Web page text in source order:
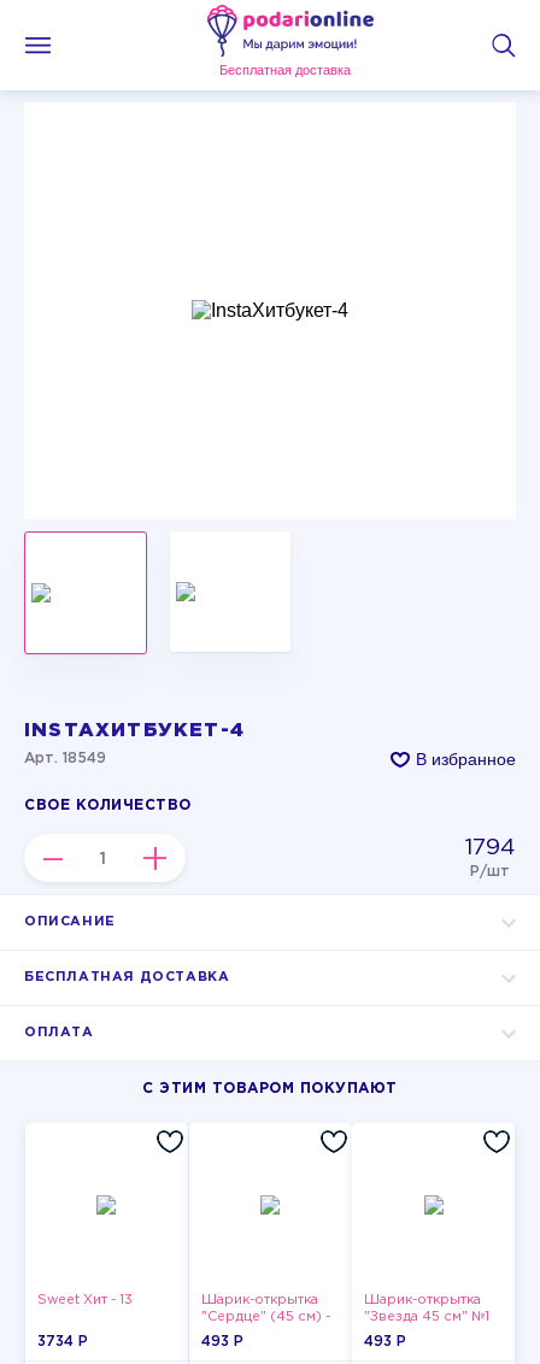
Бесплатная доставка
INSTAХИТБУКЕТ-4
Арт. 18549 В избранное
СВОЕ КОЛИЧЕСТВО
– + 1794
Р/шт
ОПИСАНИЕ
БЕСПЛАТНАЯ ДОСТАВКА
ОПЛАТА
С ЭТИМ ТОВАРОМ ПОКУПАЮТ
Sweet Хит - 13
3734 P
Шарик-открытка
"Сердце" (45 см) -
2
493 P
Шарик-открытка
"Звезда 45 см" №1
493 P